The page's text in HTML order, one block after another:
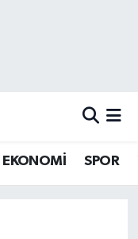
EKONOMİ SPOR